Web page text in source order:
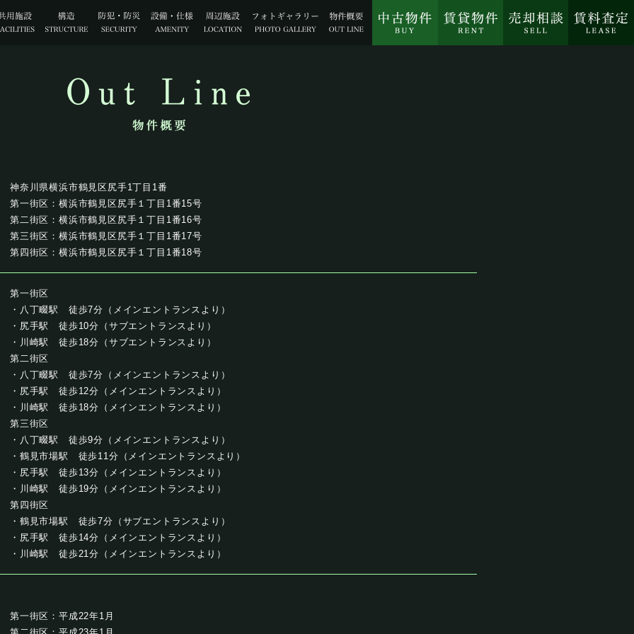
神奈川県横浜市鶴見区尻手1丁目1番
第一街区：横浜市鶴見区尻手１丁目1番15号
第二街区：横浜市鶴見区尻手１丁目1番16号
第三街区：横浜市鶴見区尻手１丁目1番17号
第四街区：横浜市鶴見区尻手１丁目1番18号
第一街区
・八丁畷駅 徒歩7分（メインエントランスより）
・尻手駅 徒歩10分（サブエントランスより）
・川崎駅 徒歩18分（サブエントランスより）
第二街区
・八丁畷駅 徒歩7分（メインエントランスより）
・尻手駅 徒歩12分（メインエントランスより）
・川崎駅 徒歩18分（メインエントランスより）
第三街区
・八丁畷駅 徒歩9分（メインエントランスより）
・鶴見市場駅 徒歩11分（メインエントランスより）
・尻手駅 徒歩13分（メインエントランスより）
・川崎駅 徒歩19分（メインエントランスより）
第四街区
・鶴見市場駅 徒歩7分（サブエントランスより）
・尻手駅 徒歩14分（メインエントランスより）
・川崎駅 徒歩21分（メインエントランスより）
第一街区：平成22年1月